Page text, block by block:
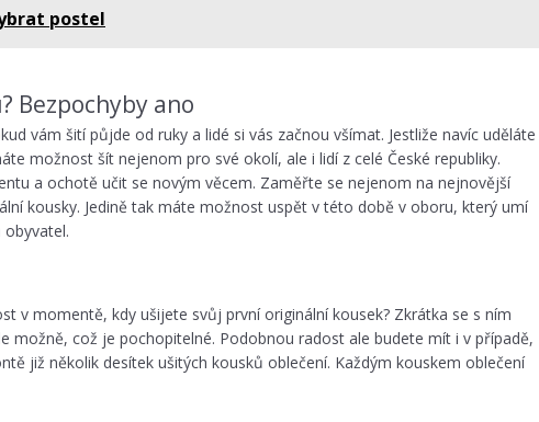
postel
Bezpochyby ano
vám šití půjde od ruky a lidé si vás začnou všímat. Jestliže navíc uděláte
možnost šít nejenom pro své okolí, ale i lidí z celé České republiky.
a ochotě učit se novým věcem. Zaměřte se nejenom na nejnovější
kousky. Jedině tak máte možnost uspět v této době v oboru, který umí
v momentě, kdy ušijete svůj první originální kousek? Zkrátka se s ním
možně, což je pochopitelné. Podobnou radost ale budete mít i v případě,
již několik desítek ušitých kousků oblečení. Každým kouskem oblečení